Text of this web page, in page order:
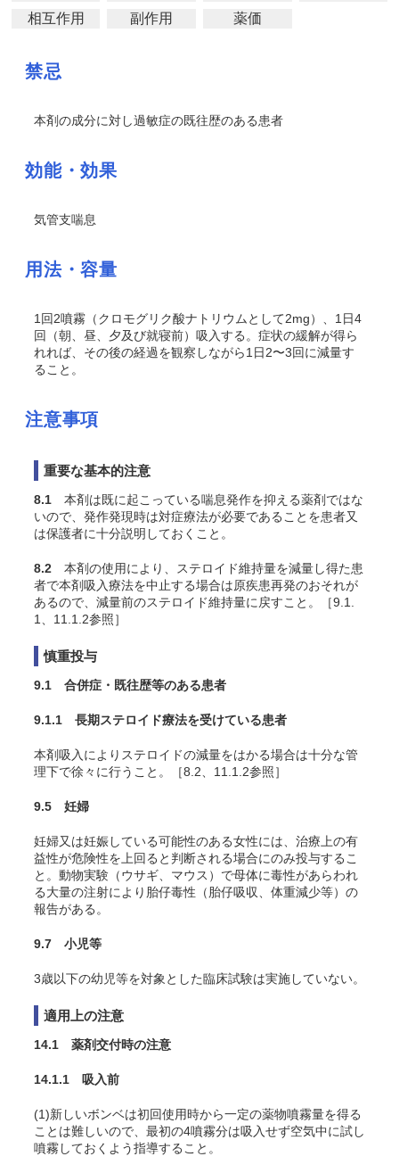
相互作用
副作用 薬価
禁忌
本剤の成分に対し過敏症の既往歴のある患者
効能・効果
気管支喘息
用法・容量
1回2噴霧（クロモグリク酸ナトリウムとして2mg）、1日4
回（朝、昼、夕及び就寝前）吸入する。症状の緩解が得ら
れれば、その後の経過を観察しながら1日2〜3回に減量す
ること。
注意事項
重要な基本的注意
8.1 本剤は既に起こっている喘息発作を抑える薬剤ではな
いので、発作発現時は対症療法が必要であることを患者又
は保護者に十分説明しておくこと。
8.2 本剤の使用により、ステロイド維持量を減量し得た患
者で本剤吸入療法を中止する場合は原疾患再発のおそれが
あるので、減量前のステロイド維持量に戻すこと。［9.1.
1、11.1.2参照］
慎重投与
9.1 合併症・既往歴等のある患者
9.1.1 長期ステロイド療法を受けている患者
本剤吸入によりステロイドの減量をはかる場合は十分な管
理下で徐々に行うこと。［8.2、11.1.2参照］
9.5 妊婦
妊婦又は妊娠している可能性のある女性には、治療上の有
益性が危険性を上回ると判断される場合にのみ投与するこ
と。動物実験（ウサギ 、マウス ）で母体に毒性があらわれ
る大量の注射により胎仔毒性（胎仔吸収、体重減少等）の
報告がある。
9.7 小児等
3歳以下の幼児等を対象とした臨床試験は実施していない。
適用上の注意
14.1 薬剤交付時の注意
14.1.1 吸入前
(1)新しいボンベは初回使用時から一定の薬物噴霧量を得る
ことは難しいので、最初の4噴霧分は吸入せず空気中に試し
噴霧しておくよう指導すること。